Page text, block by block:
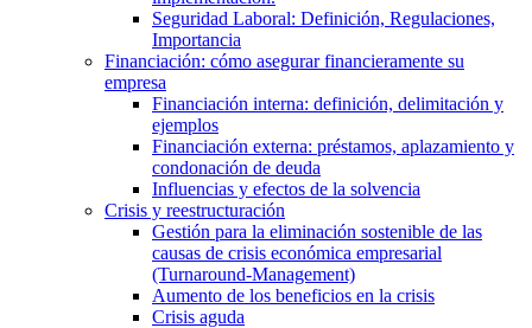
Seguridad Laboral: Definición, Regulaciones,
Importancia
Financiación: cómo asegurar financieramente su
empresa
Financiación interna: definición, delimitación y
ejemplos
Financiación externa: préstamos, aplazamiento y
condonación de deuda
Influencias y efectos de la solvencia
Crisis y reestructuración
Gestión para la eliminación sostenible de las
causas de crisis económica empresarial
(Turnaround-Management)
Aumento de los beneficios en la crisis
Crisis aguda